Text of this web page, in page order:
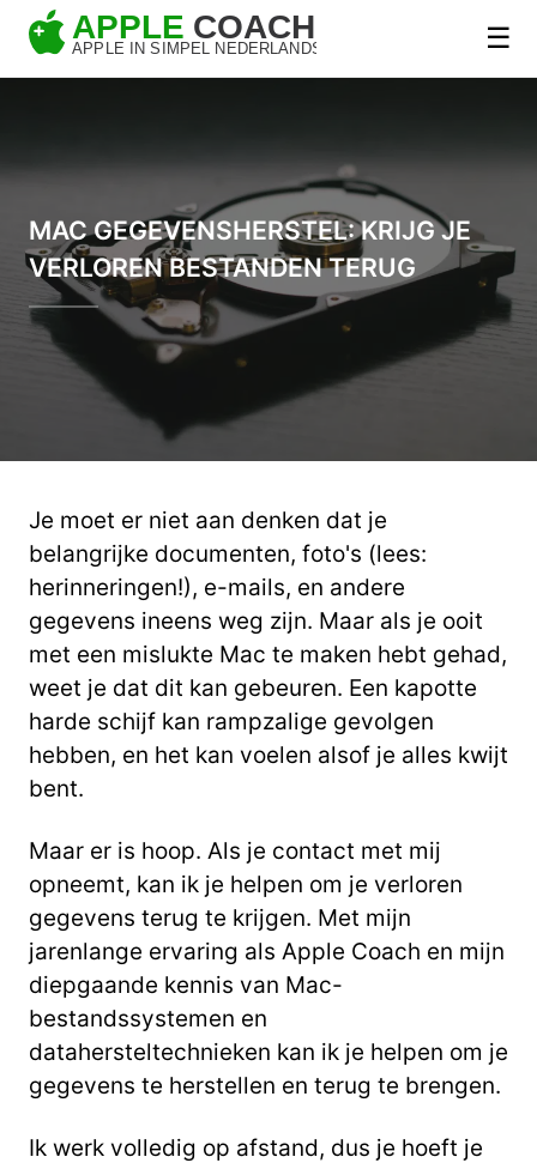
☰
MAC GEGEVENSHERSTEL: KRIJG JE
VERLOREN BESTANDEN TERUG
Je moet er niet aan denken dat je
belangrijke documenten, foto's (lees:
herinneringen!), e-mails, en andere
gegevens ineens weg zijn. Maar als je ooit
met een mislukte Mac te maken hebt gehad,
weet je dat dit kan gebeuren. Een kapotte
harde schijf kan rampzalige gevolgen
hebben, en het kan voelen alsof je alles kwijt
bent.
Maar er is hoop. Als je contact met mij
opneemt, kan ik je helpen om je verloren
gegevens terug te krijgen. Met mijn
jarenlange ervaring als Apple Coach en mijn
diepgaande kennis van Mac-
bestandssystemen en
datahersteltechnieken kan ik je helpen om je
gegevens te herstellen en terug te brengen.
Ik werk volledig op afstand, dus je hoeft je